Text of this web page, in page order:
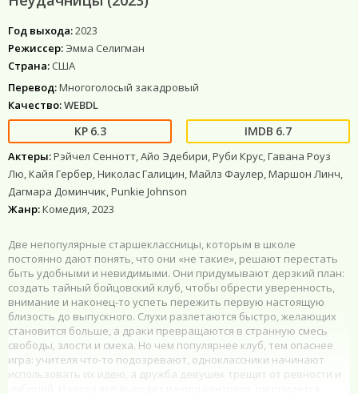
Год выхода:2023
Режиссер: Эмма Селигман
Страна: США
Перевод:Многоголосый закадровый
Качество:WEBDL
6.3 6.7
Актеры:Рэйчел Сеннотт, Айо Эдебири, Руби Крус, Гавана Роуз
Лю, Кайя Гербер, Николас Галицин, Майлз Фаулер, Маршон Линч,
Дагмара Доминчик, Punkie Johnson
Жанр:Комедия, 2023
Две непопулярные старшеклассницы, которым в школе
постоянно дают понять, что они «не такие», решают перестать
быть удобными и невидимыми. Они придумывают дерзкий план:
создать тайный бойцовский клуб, чтобы обрести уверенность,
внимание и наконец-то успеть пережить первую настоящую
близость до выпускного. Слухи разлетаются быстро, желающих
становится больше, а драки превращаются в странную смесь
свободы, злости и смеха. Но чем популярнее клуб, тем опаснее
игра: учителя что-то подозревают, одноклассники начинают
использовать их идею, а дружба девушек трещит от ревности и